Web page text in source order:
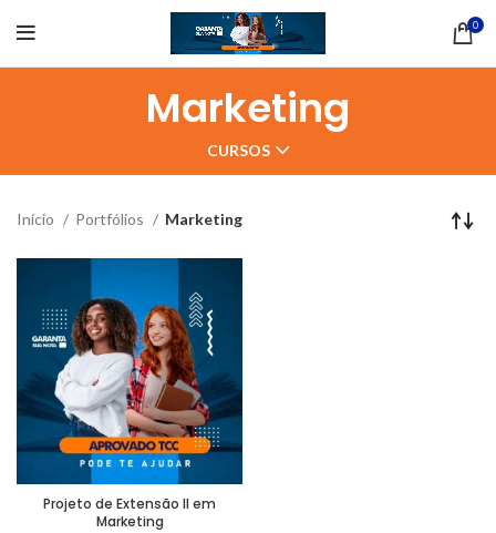
0
Marketing
CURSOS
Início Portfólios Marketing
Projeto de Extensão II em
Marketing